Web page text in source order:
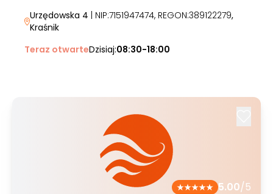
Urzędowska 4 | NIP:7151947474, REGON:389122279,
Kraśnik
Teraz otwarteDzisiaj:08:30-18:00
5.00/5